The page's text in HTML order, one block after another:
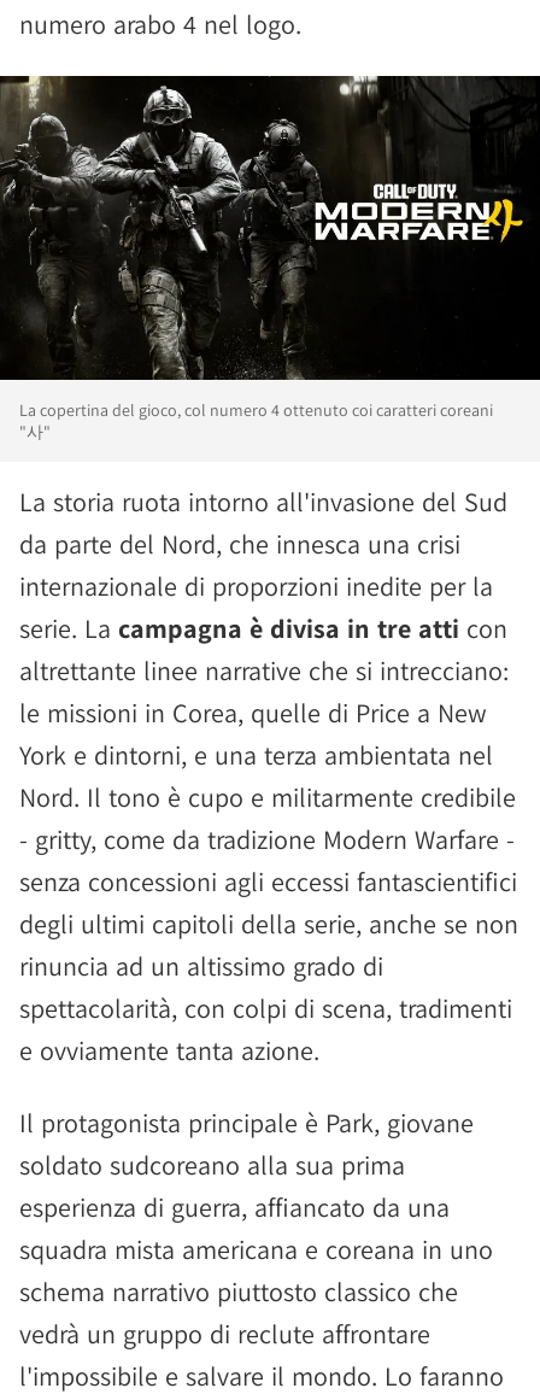
numero arabo 4 nel logo.
La copertina del gioco, col numero 4 ottenuto coi caratteri coreani
"사"
La storia ruota intorno all'invasione del Sud
da parte del Nord, che innesca una crisi
internazionale di proporzioni inedite per la
serie. La campagna è divisa in tre atti con
altrettante linee narrative che si intrecciano:
le missioni in Corea, quelle di Price a New
York e dintorni, e una terza ambientata nel
Nord. Il tono è cupo e militarmente credibile
- gritty, come da tradizione Modern Warfare -
senza concessioni agli eccessi fantascientifici
degli ultimi capitoli della serie, anche se non
rinuncia ad un altissimo grado di
spettacolarità, con colpi di scena, tradimenti
e ovviamente tanta azione.
Il protagonista principale è Park, giovane
soldato sudcoreano alla sua prima
esperienza di guerra, affiancato da una
squadra mista americana e coreana in uno
schema narrativo piuttosto classico che
vedrà un gruppo di reclute affrontare
l'impossibile e salvare il mondo. Lo faranno